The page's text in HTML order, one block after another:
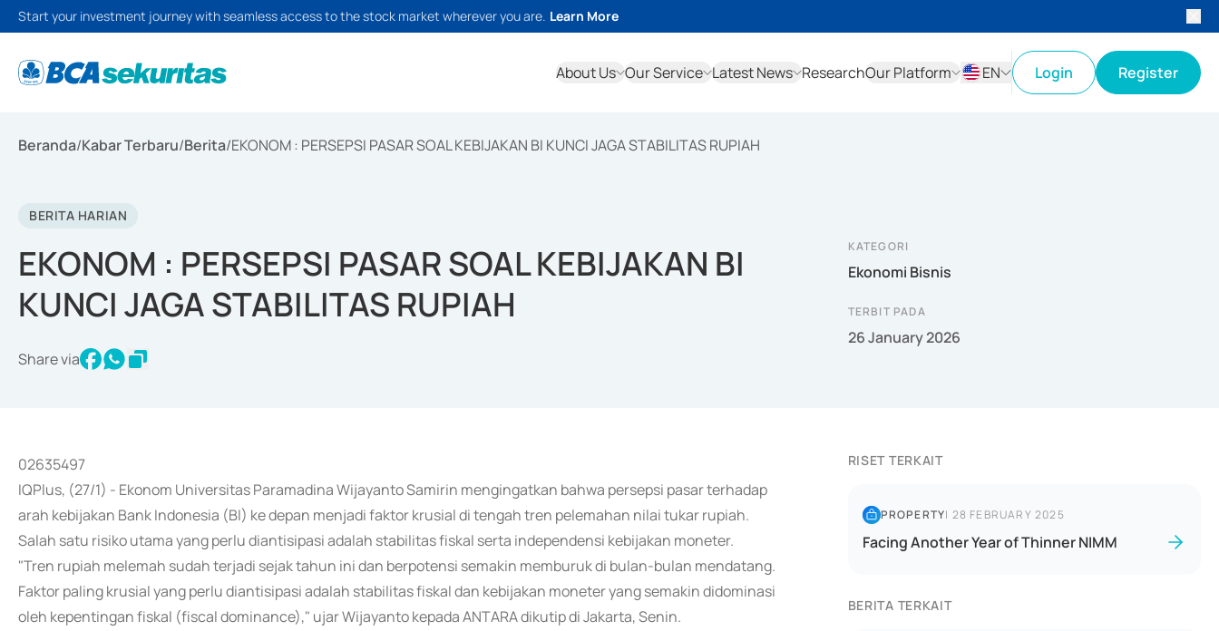
Start your investment journey with seamless access to the stock market wherever you are. Learn More
About Us Our Service Latest News ResearchOur Platform
EN
Login Register
Beranda/Kabar Terbaru/Berita/EKONOM : PERSEPSI PASAR SOAL KEBIJAKAN BI KUNCI JAGA STABILITAS RUPIAH
BERITA HARIAN
EKONOM : PERSEPSI PASAR SOAL KEBIJAKAN BI
KUNCI JAGA STABILITAS RUPIAH
Share via
KATEGORI
Ekonomi Bisnis
TERBIT PADA
26 January 2026
02635497
IQPlus, (27/1) - Ekonom Universitas Paramadina Wijayanto Samirin mengingatkan bahwa persepsi pasar terhadap
arah kebijakan Bank Indonesia (BI) ke depan menjadi faktor krusial di tengah tren pelemahan nilai tukar rupiah.
Salah satu risiko utama yang perlu diantisipasi adalah stabilitas fiskal serta independensi kebijakan moneter.
"Tren rupiah melemah sudah terjadi sejak tahun ini dan berpotensi semakin memburuk di bulan-bulan mendatang.
Faktor paling krusial yang perlu diantisipasi adalah stabilitas fiskal dan kebijakan moneter yang semakin didominasi
oleh kepentingan fiskal (fiscal dominance)," ujar Wijayanto kepada ANTARA dikutip di Jakarta, Senin.
RISET TERKAIT
PROPERTY| 28 FEBRUARY 2025
Facing Another Year of Thinner NIMM
BERITA TERKAIT